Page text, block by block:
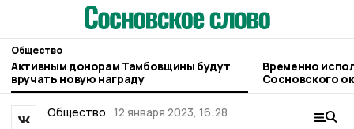
Общество
Активным донорам Тамбовщины будут
вручать новую награду
Временно
Сосновского округа возложили на
Сергея Попова
Общество 12 января 2023, 16:28